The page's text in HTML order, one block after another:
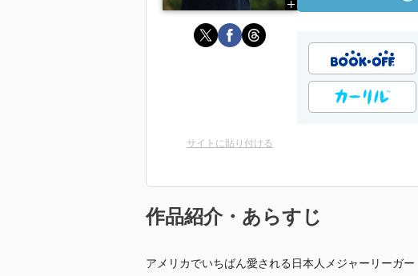
サイトに貼り付ける
作品紹介・あらすじ
アメリカでいちばん愛される日本人メジャーリーガー